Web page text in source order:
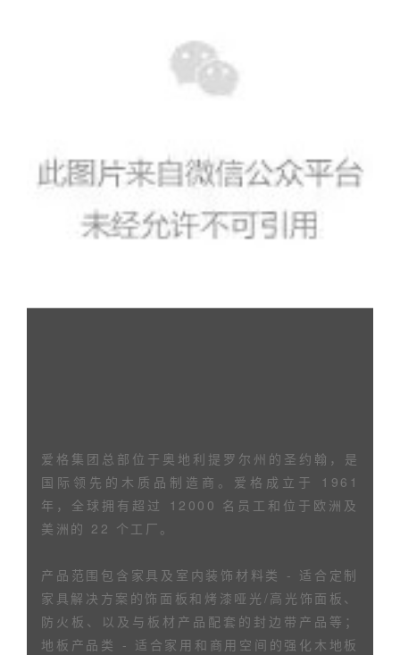
爱格集团总部位于奥地利提罗尔州的圣约翰，是
国际领先的木质品制造商。爱格成立于 1961
年，全球拥有超过 12000 名员工和位于欧洲及
美洲的 22 个工厂。
产品范围包含家具及室内装饰材料类 - 适合定制
家具解决方案的饰面板和烤漆哑光/高光饰面板、
防火板、以及与板材产品配套的封边带产品等；
地板产品类 - 适合家用和商用空间的强化木地板